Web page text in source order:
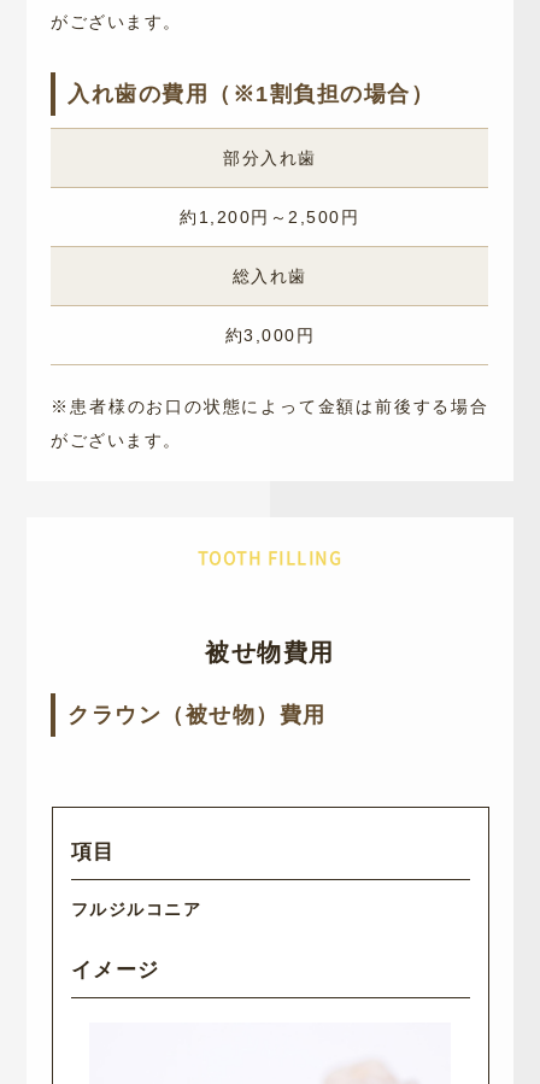
がございます。
入れ歯の費用（※1割負担の場合）
部分入れ歯
約1,200円～2,500円
総入れ歯
約3,000円
※患者様のお口の状態によって金額は前後する場合
がございます。
TOOTH FILLING
被せ物費用
クラウン（被せ物）費用
フルジルコニア